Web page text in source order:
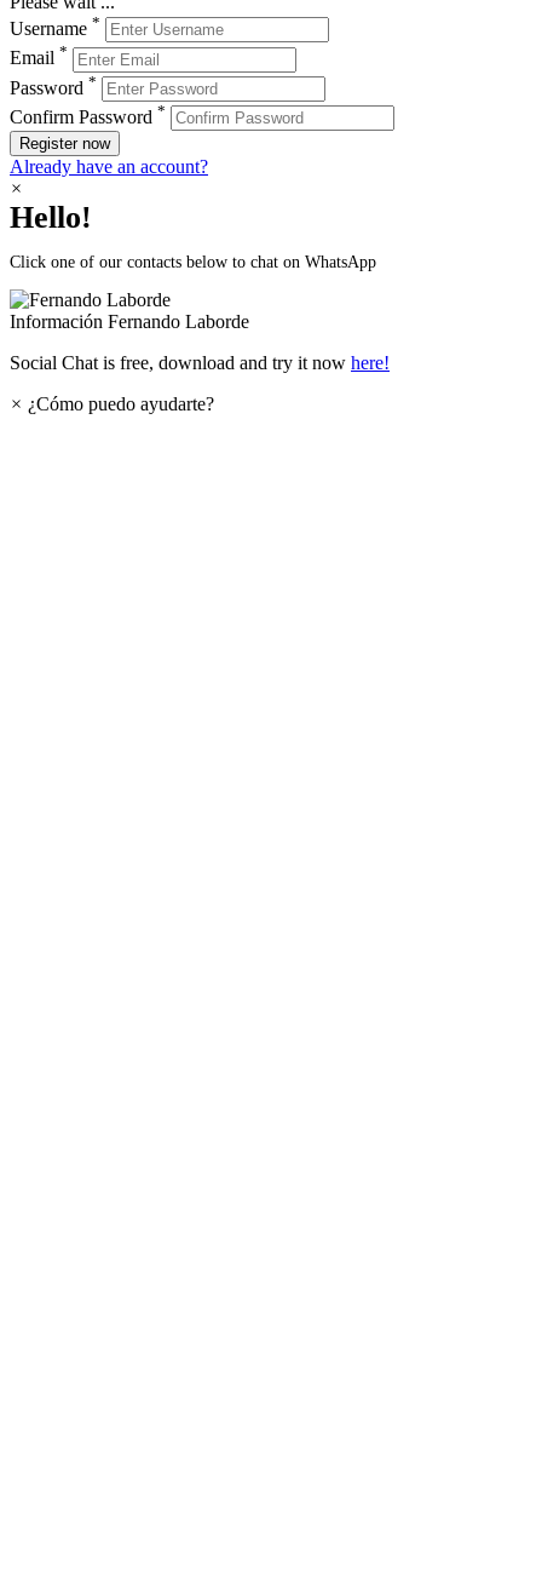
Username *
Email *
Password *
Confirm Password *
Register now
Already have an account?
×
Hello!
Click one of our contacts below to chat on WhatsApp
Información Fernando Laborde
Social Chat is free, download and try it now here!
× ¿Cómo puedo ayudarte?